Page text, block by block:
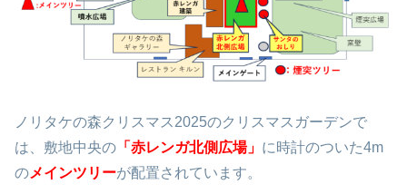
ノリタケの森クリスマス2025のクリスマスガーデンで
は、敷地中央の 「赤レンガ北側広場」 に時計のついた4m
のメインツリーが配置されています。